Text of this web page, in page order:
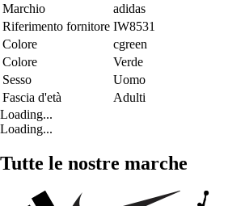
Marchio
adidas
Riferimento fornitore IW8531
Colore
cgreen
Colore
Verde
Sesso
Uomo
Fascia d'età
Adulti
Loading...
Loading...
Tutte le nostre marche